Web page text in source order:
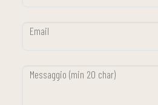
Email
Messaggio (min 20 char)